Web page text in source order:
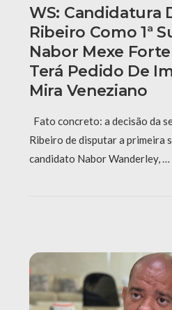
WS: Candidatura
Ribeiro Como 1ª
Nabor Mexe
Terá Pedido De
Mira Veneziano
Fato concreto: a decisão da
Ribeiro de disputar a primeira
candidato Nabor Wanderley, …